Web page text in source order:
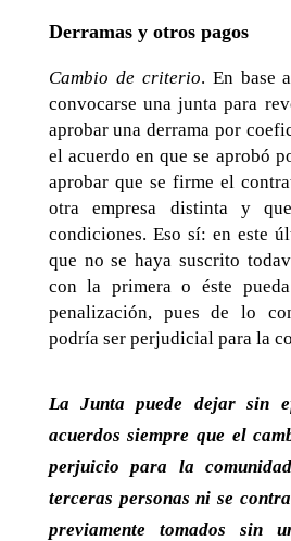
Derramas y otros pagos
Cambio de criterio. En base
convocarse una junta para
aprobar una derrama por
el acuerdo en que se aprobó
aprobar que se firme el
otra empresa distinta y
condiciones. Eso sí: en este
que no se haya suscrito
con la primera o éste
penalización, pues de lo
podría ser perjudicial para la
La Junta puede dejar sin
acuerdos siempre que el
perjuicio para la
terceras personas ni se
previamente tomados sin